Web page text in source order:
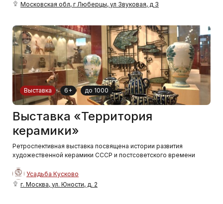
Московская обл, г Люберцы, ул Звуковая, д 3
Выставка 6+ до 1000
Выставка «Территория
керамики»
Ретроспективная выставка посвящена истории развития
художественной керамики СССР и постсоветского времени
Усадьба Кусково
г. Москва, ул. Юности, д. 2